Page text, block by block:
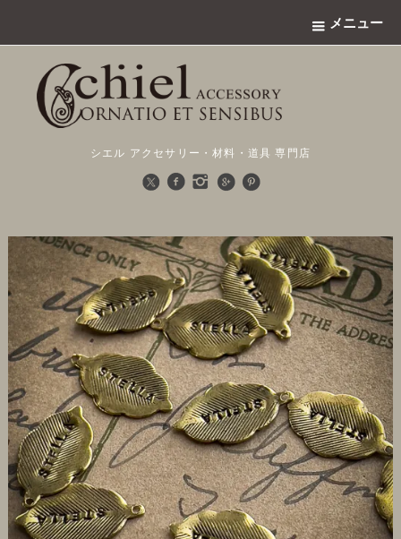
メニュー
シエル アクセサリー・材料・道具 専門店